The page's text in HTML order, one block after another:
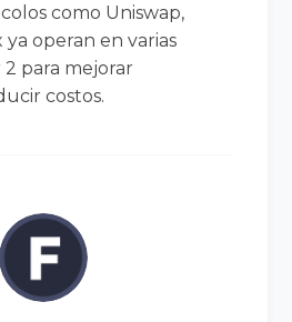
como Uniswap,
operan en varias
para mejorar
costos.